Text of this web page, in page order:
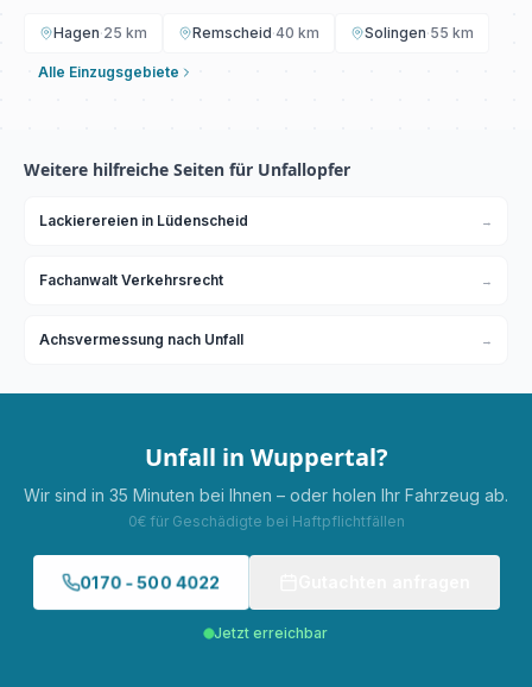
Hagen·25 km Remscheid·40 km Solingen·55 km
Alle Einzugsgebiete
Weitere hilfreiche Seiten für Unfallopfer
Lackierereien in Lüdenscheid →
Fachanwalt Verkehrsrecht →
Achsvermessung nach Unfall →
Unfall in Wuppertal?
Wir sind in 35 Minuten bei Ihnen – oder holen Ihr Fahrzeug ab.
0€ für Geschädigte bei Haftpflichtfällen
0170 - 500 4022
Jetzt erreichbar